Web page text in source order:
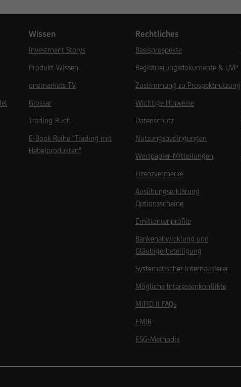
Wissen
Investment Storys
Produkt-Wissen
onemarkets TV
Glossar
Trading-Buch
E-Book Reihe "Trading mit
Hebelprodukten"
Rechtliches
Basisprospekte
Registrierungsdokumente & UVP
Zustimmung zu Prospektnutzung
Wichtige Hinweise
Datenschutz
Nutzungsbedingungen
Wertpapier-Mitteilungen
Lizenzvermerke
Ausübungserklärung
Optionsscheine
Emittentenprofile
Bankenabwicklung und
Gläubigerbeteiligung
Systematischer Internalisierer
Mögliche Interessenkonflikte
MiFID II FAQs
EMIR
ESG-Methodik